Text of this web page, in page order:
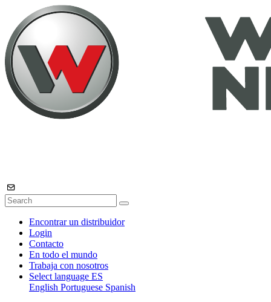
Encontrar un distribuidor
Login
Contacto
En todo el mundo
Trabaja con nosotros
Select language ES
English Portuguese Spanish